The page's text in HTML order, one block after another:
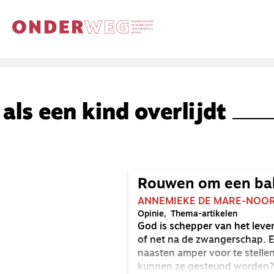
als een kind overlijdt
Rouwen om een
ANNEMIEKE DE MARE-
Opinie Thema-artikelen
God is schepper van het
of net na de zwangerschap.
naasten amper voor te
kunnen ze gesteund worden?